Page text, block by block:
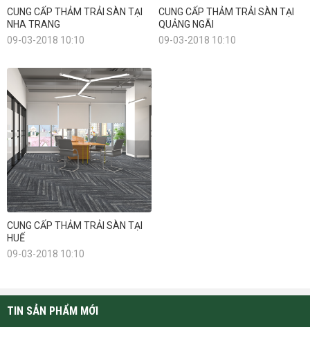
CUNG CẤP THẢM TRẢI SÀN TẠI
NHA TRANG
09-03-2018 10:10
CUNG CẤP THẢM TRẢI SÀN TẠI
QUẢNG NGÃI
09-03-2018 10:10
CUNG CẤP THẢM TRẢI SÀN TẠI
HUẾ
09-03-2018 10:10
TIN SẢN PHẨM MỚI